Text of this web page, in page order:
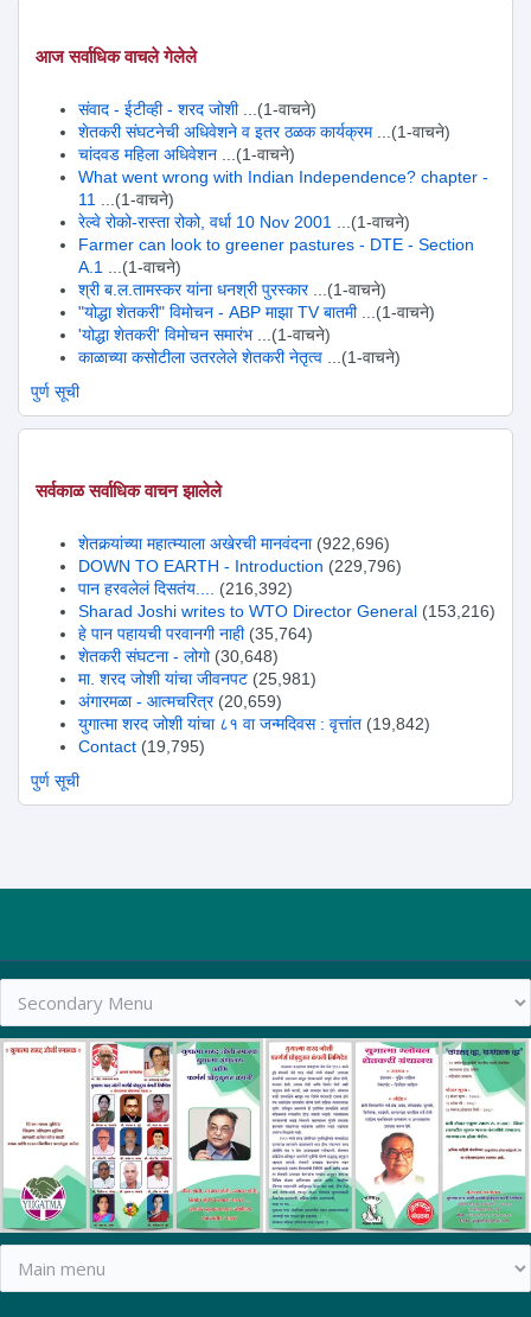
आज सर्वाधिक वाचले गेलेले
संवाद - ईटीव्ही - शरद जोशी ...(1-वाचने)
शेतकरी संघटनेची अधिवेशने व इतर ठळक कार्यक्रम ...(1-वाचने)
चांदवड महिला अधिवेशन ...(1-वाचने)
What went wrong with Indian Independence? chapter -
11 ...(1-वाचने)
रेल्वे रोको-रास्ता रोको, वर्धा 10 Nov 2001 ...(1-वाचने)
Farmer can look to greener pastures - DTE - Section
A.1 ...(1-वाचने)
श्री ब.ल.तामस्कर यांना धनश्री पुरस्कार ...(1-वाचने)
"योद्धा शेतकरी" विमोचन - ABP माझा TV बातमी ...(1-वाचने)
'योद्धा शेतकरी' विमोचन समारंभ ...(1-वाचने)
काळाच्या कसोटीला उतरलेले शेतकरी नेतृत्व ...(1-वाचने)
पुर्ण सूची
सर्वकाळ सर्वाधिक वाचन झालेले
शेतकर्‍यांच्या महात्म्याला अखेरची मानवंदना (922,696)
DOWN TO EARTH - Introduction (229,796)
पान हरवलेलं दिसतंय.... (216,392)
Sharad Joshi writes to WTO Director General (153,216)
हे पान पहायची परवानगी नाही (35,764)
शेतकरी संघटना - लोगो (30,648)
मा. शरद जोशी यांचा जीवनपट (25,981)
अंगारमळा - आत्मचरित्र (20,659)
युगात्मा शरद जोशी यांचा ८१ वा जन्मदिवस : वृत्तांत (19,842)
Contact (19,795)
पुर्ण सूची